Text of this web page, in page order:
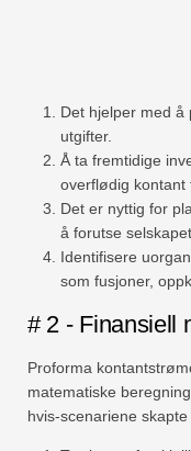
Det hjelper med å
utgifter.
Å ta fremtidige
overflødig kontant
Det er nyttig for
å forutse
Identifisere
som fusjoner,
# 2 - Finansiell
Proforma
matematiske
hvis-scenariene